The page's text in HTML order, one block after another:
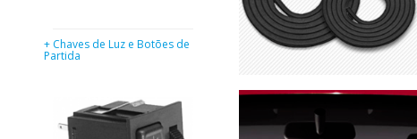
+ Chaves de Luz e Botões de
Partida